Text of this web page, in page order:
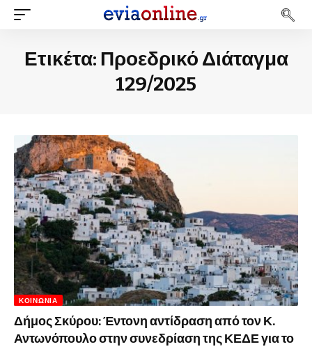
Ετικέτα: Προεδρικό Διάταγμα
129/2025
ΚΟΙΝΩΝΊΑ
Δήμος Σκύρου: Έντονη αντίδραση από τον Κ.
Αντωνόπουλο στην συνεδρίαση της ΚΕΔΕ για το